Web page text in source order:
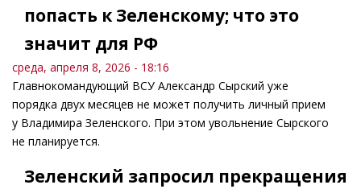
попасть к Зеленскому; что это
значит для РФ
среда, апреля 8, 2026 - 18:16
Главнокомандующий ВСУ Александр Сырский уже
порядка двух месяцев не может получить личный прием
у Владимира Зеленского. При этом увольнение Сырского
не планируется.
Зеленский запросил прекращения